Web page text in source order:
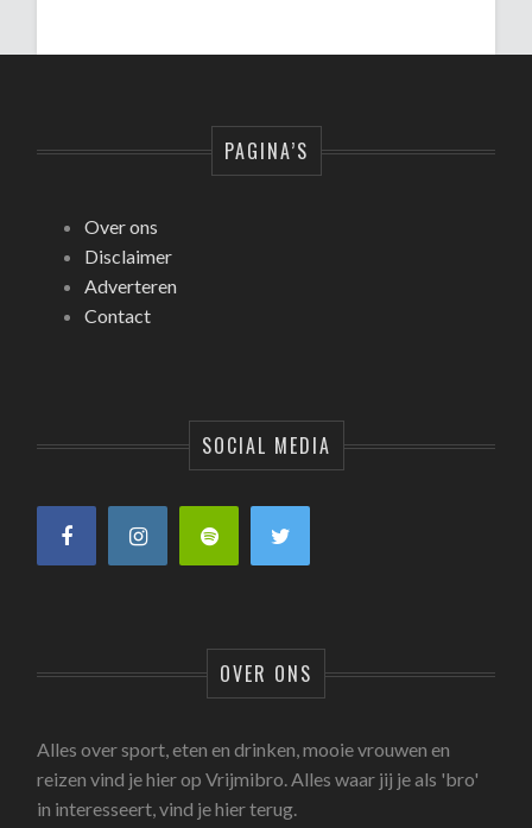
PAGINA’S
Over ons
Disclaimer
Adverteren
Contact
SOCIAL MEDIA
OVER ONS
Alles over sport, eten en drinken, mooie vrouwen en
reizen vind je hier op Vrijmibro. Alles waar jij je als 'bro'
in interesseert, vind je hier terug.